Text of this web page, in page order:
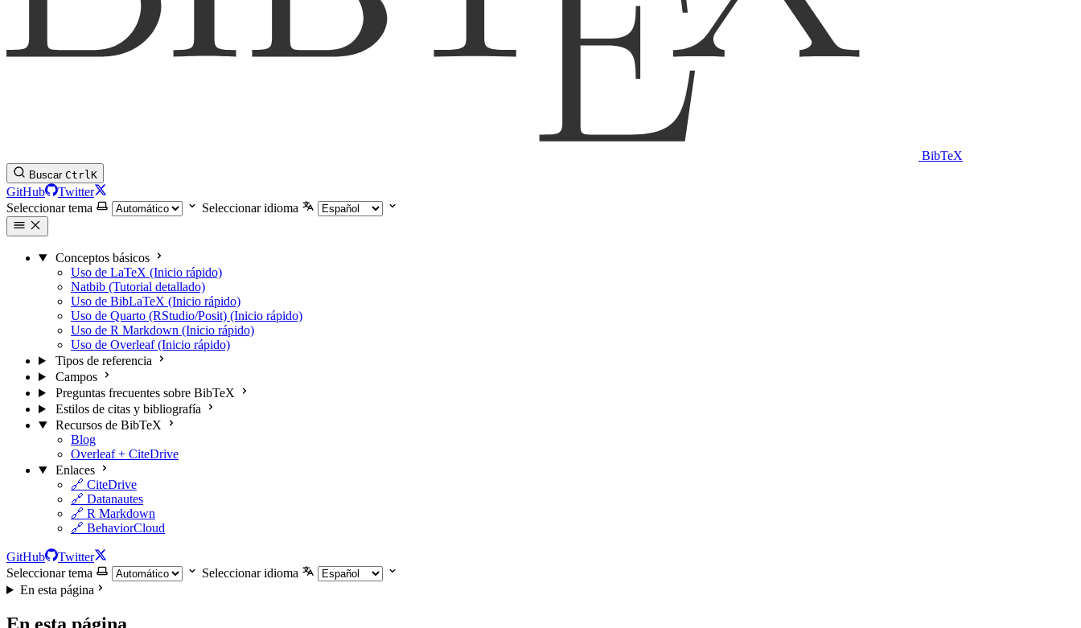
BibTeX
Buscar CtrlK
GitHub
Twitter
Seleccionar tema
Seleccionar idioma
Conceptos básicos
Uso de LaTeX (Inicio rápido)
Natbib (Tutorial detallado)
Uso de BibLaTeX (Inicio rápido)
Uso de Quarto (RStudio/Posit) (Inicio rápido)
Uso de R Markdown (Inicio rápido)
Uso de Overleaf (Inicio rápido)
Tipos de referencia
Campos
Preguntas frecuentes sobre BibTeX
Estilos de citas y bibliografía
Recursos de BibTeX
Blog
Overleaf + CiteDrive
Enlaces
🔗 CiteDrive
🔗 Datanautes
🔗 R Markdown
🔗 BehaviorCloud
GitHub
Twitter
Seleccionar tema
Seleccionar idioma
En esta página